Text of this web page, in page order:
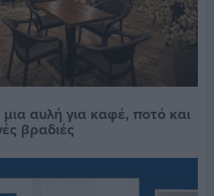
αυλή για καφέ, ποτό και
βραδιές